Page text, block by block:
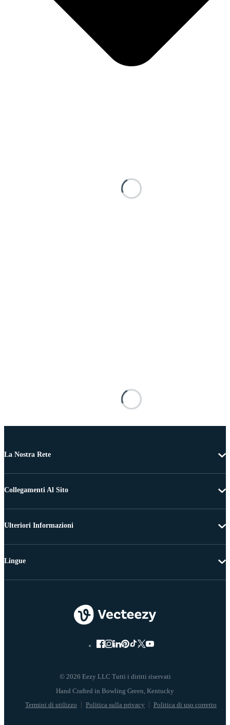
La Nostra Rete
Collegamenti Al Sito
Ulteriori Informazioni
© 2026 Eezy LLC Tutti i diritti riservati
Termini di utilizzo Politica sulla privacy Politica di uso corretto
Lingue